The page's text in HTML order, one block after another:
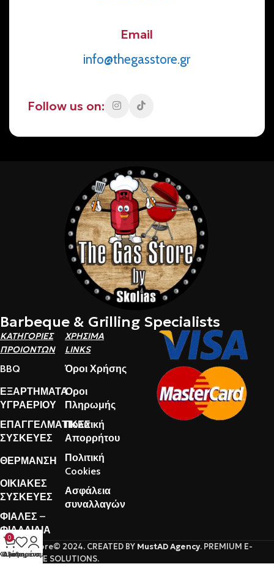
Email
info@thegasstore.gr
Follow us on:
Barbeque & Grilling Specialists
ΚΑΤΗΓΟΡΙΕΣ
ΠΡΟΙΟΝΤΩΝ
BBQ
ΕΞΑΡΤΗΜΑΤΑ
ΥΓΡΑΕΡΙΟΥ
ΕΠΑΓΓΕΛΜΑΤΙΚΕΣ
ΣΥΣΚΕΥΕΣ
ΘΕΡΜΑΝΣΗ
ΟΙΚΙΑΚΕΣ
ΣΥΣΚΕΥΕΣ
ΦΙΑΛΕΣ –
ΦΙΑΛΛΙΔΙΑ
ΧΡΗΣΙΜΑ
LINKS
Όροι Χρήσης
Όροι
Πληρωμής
Πολιτική
Απορρήτου
Πολιτική
Cookies
Ασφάλεια
συναλλαγών
TheGasStore© 2024. CREATED BY MustAD Agency. PREMIUM E-
COMMERCE SOLUTIONS.
0
Αγαπημένα
Ο λογαριασμός μου